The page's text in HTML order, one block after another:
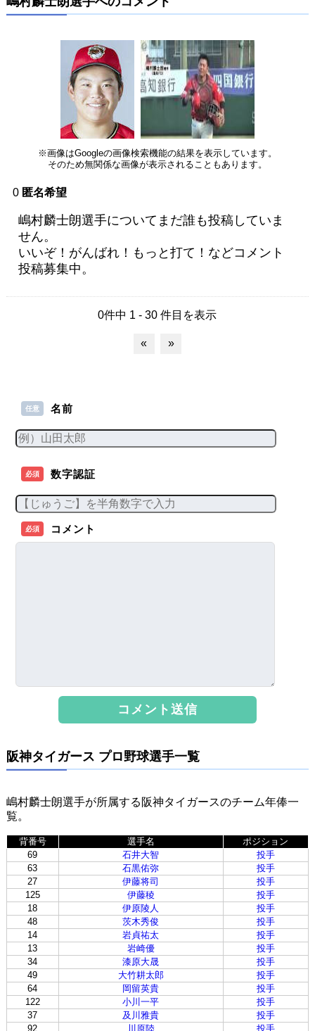
※画像はGoogleの画像検索機能の結果を表示しています。
そのため無関係な画像が表示されることもあります。
0 匿名希望
嶋村麟士朗選手についてまだ誰も投稿していま
せん。
いいぞ！がんばれ！もっと打て！などコメント
投稿募集中。
0件中 1 - 30 件目を表示
« »
任意 名前
必須 数字認証
必須 コメント
阪神タイガース プロ野球選手一覧
嶋村麟士朗選手が所属する阪神タイガースのチーム年俸一
覧。
背番号 選手名
ポジション
69
石井大智
投手
63
石黒佑弥
投手
27
伊藤将司
投手
125
伊藤稜
投手
18
伊原陵人
投手
48
茨木秀俊
投手
14
岩貞祐太
投手
13
岩崎優
投手
34
漆原大晟
投手
49
大竹耕太郎
投手
64
岡留英貴
投手
122
小川一平
投手
37
及川雅貴
投手
92
川原陸
投手